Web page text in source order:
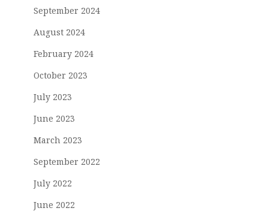
September 2024
August 2024
February 2024
October 2023
July 2023
June 2023
March 2023
September 2022
July 2022
June 2022